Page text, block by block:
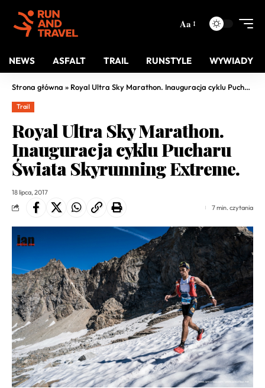
Aa
NEWS ASFALT TRAIL RUNSTYLE WYWIADY
Strona główna » Royal Ultra Sky Marathon. Inauguracja cyklu Pucharu Świata Skyrunning Extreme.
Trail
Royal Ultra Sky Marathon.
Inauguracja cyklu Pucharu
Świata Skyrunning Extreme.
18 lipca, 2017
7 min. czytania